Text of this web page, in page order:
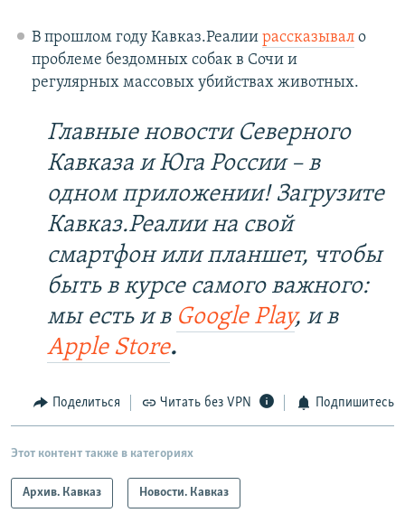
В прошлом году Кавказ.Реалии рассказывало
проблеме бездомных собак в Сочи и
регулярных массовых убийствах животных.
Главные новости Северного
Кавказа и Юга России – в
одном приложении! Загрузите
Кавказ.Реалии на свой
смартфон или планшет, чтобы
быть в курсе самого важного:
мы есть и в Google Play, и в
Apple Store.
Поделиться Читать без VPN Подпишитесь
Этот контент также в категориях
Архив. Кавказ Новости. Кавказ